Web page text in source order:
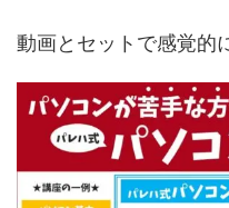
動画とセットで感覚的